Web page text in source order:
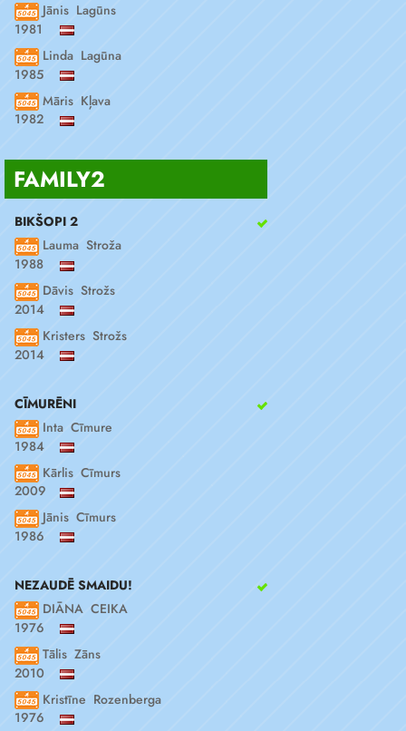
Jānis Lagūns
1981
Linda Lagūna
1985
Māris Kļava
1982
FAMILY2
BIKŠOPI 2
Lauma Stroža
1988
Dāvis Strožs
2014
Kristers Strožs
2014
CĪMURĒNI
Inta Cīmure
1984
Kārlis Cīmurs
2009
Jānis Cīmurs
1986
NEZAUDĒ SMAIDU!
DIĀNA CEIKA
1976
Tālis Zāns
2010
Kristīne Rozenberga
1976